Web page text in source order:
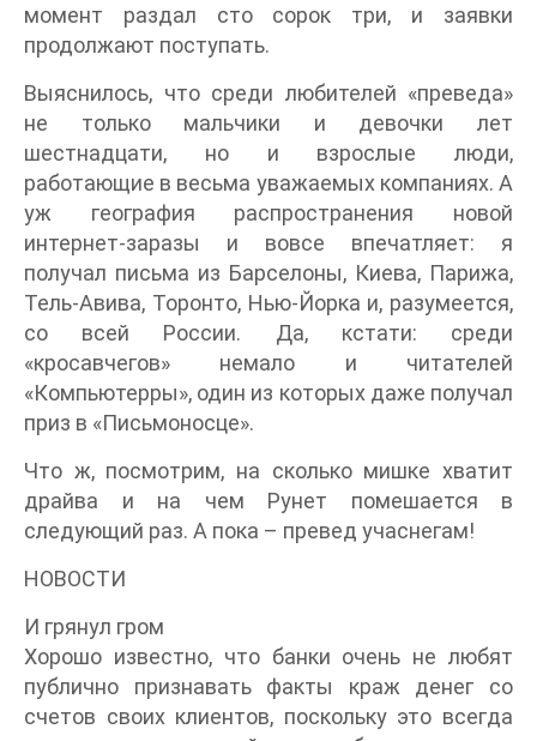
момент раздал сто сорок три, и заявки
продолжают поступать.
Выяснилось, что среди любителей «преведа»
не только мальчики и девочки лет
шестнадцати, но и взрослые люди,
работающие в весьма уважаемых компаниях. А
уж география распространения новой
интернет-заразы и вовсе впечатляет: я
получал письма из Барселоны, Киева, Парижа,
Тель-Авива, Торонто, Нью-Йорка и, разумеется,
со всей России. Да, кстати: среди
«кросавчегов» немало и читателей
«Компьютерры», один из которых даже получал
приз в «Письмоносце».
Что ж, посмотрим, на сколько мишке хватит
драйва и на чем Рунет помешается в
следующий раз. А пока – превед учаснегам!
НОВОСТИ
И грянул гром
Хорошо известно, что банки очень не любят
публично признавать факты краж денег со
счетов своих клиентов, поскольку это всегда